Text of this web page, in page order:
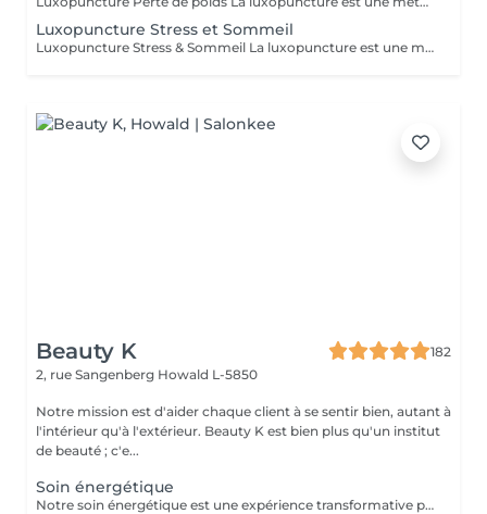
Luxopuncture Stress et Sommeil
Luxopuncture Stress & Sommeil La luxopuncture est une méthode douce et non invasive qui aide à apaiser le système nerveux, réduire le stress et améliorer la qualité du sommeil. Elle se pratique à l'aide d'un stylo à infrarouge qui stimule des points réflexes du corps, sans aiguille et en toute douceur. Chaque séance est adaptée à vos besoins afin de favoriser un relâchement profond et un apaisement durable. Un accompagnement naturel pour retrouver calme, sérénité et un sommeil réparateur.
Beauty K
182
2, rue Sangenberg Howald L-5850
Notre mission est d'aider chaque client à se sentir bien, autant à
l'intérieur qu'à l'extérieur. Beauty K est bien plus qu'un institut
de beauté ; c'e...
Soin énergétique
Notre soin énergétique est une expérience transformative pour libérer blocages et tensions, tout en cultivant une paix intérieure profonde. Ce traitement unique agit sur les énergies environnantes et utilise des techniques éprouvées pour harmoniser l'énergie vitale de votre corps. Avec une approche holistique, nous ciblons les déséquilibres énergétiques qui influent sur votre santé physique et émotionnelle. Basée sur l'interaction avec les champs énergétiques, cette méthode restaure l'équilibre entre corps, esprit et âme. Ce soin, apaisant et régénérant, stimule vos capacités naturelles d'auto-guérison, renforçant vitalité et clarté mentale. Idéal pour se sentir revitalisé, allégé du quotidien, et en harmonie avec soi-même.